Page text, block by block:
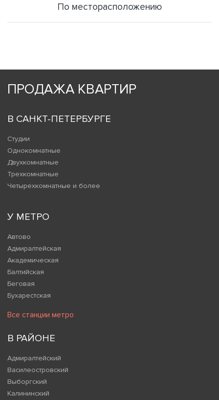
По месторасположению
ПРОДАЖА КВАРТИР
В САНКТ-ПЕТЕРБУРГЕ
Студии
Однокомнатные
Двухкомнатные
Трехкомнатные
Четырехкомнатные и более
У МЕТРО
Автово
Адмиралтейская
Академическая
Балтийская
Беговая
Бухарестская
Все станции метро
В РАЙОНЕ
Адмиралтейский
Василеостровский
Выборгский
Калининский